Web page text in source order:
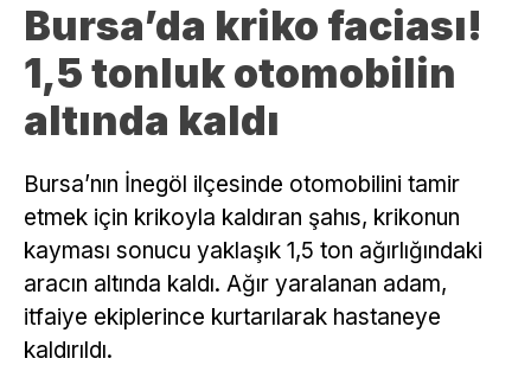
Bursa’da kriko faciası!
1,5 tonluk otomobilin
altında kaldı
Bursa’nın İnegöl ilçesinde otomobilini tamir
etmek için krikoyla kaldıran şahıs, krikonun
kayması sonucu yaklaşık 1,5 ton ağırlığındaki
aracın altında kaldı. Ağır yaralanan adam,
itfaiye ekiplerince kurtarılarak hastaneye
kaldırıldı.